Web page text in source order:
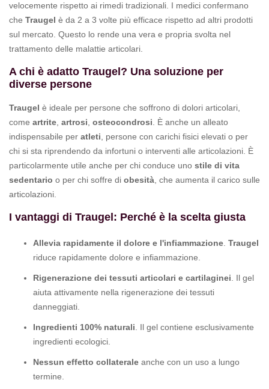
velocemente rispetto ai rimedi tradizionali. I medici confermano
che Traugel è da 2 a 3 volte più efficace rispetto ad altri prodotti
sul mercato. Questo lo rende una vera e propria svolta nel
trattamento delle malattie articolari.
A chi è adatto Traugel? Una soluzione per
diverse persone
Traugel è ideale per persone che soffrono di dolori articolari,
come artrite, artrosi, osteocondrosi. È anche un alleato
indispensabile per atleti, persone con carichi fisici elevati o per
chi si sta riprendendo da infortuni o interventi alle articolazioni. È
particolarmente utile anche per chi conduce uno stile di vita
sedentario o per chi soffre di obesità, che aumenta il carico sulle
articolazioni.
I vantaggi di Traugel: Perché è la scelta giusta
Allevia rapidamente il dolore e l'infiammazione. Traugel
riduce rapidamente dolore e infiammazione.
Rigenerazione dei tessuti articolari e cartilaginei. Il gel
aiuta attivamente nella rigenerazione dei tessuti
danneggiati.
Ingredienti 100% naturali. Il gel contiene esclusivamente
ingredienti ecologici.
Nessun effetto collaterale anche con un uso a lungo
termine.